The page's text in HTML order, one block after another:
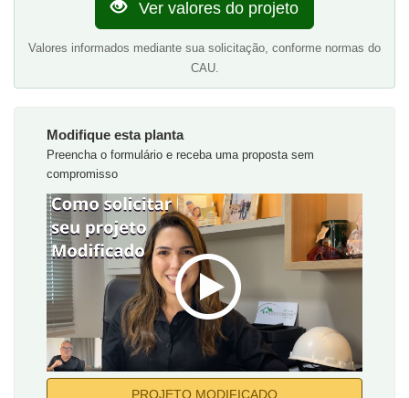
Ver valores do projeto
Valores informados mediante sua solicitação, conforme normas do
CAU.
Modifique esta planta
Preencha o formulário e receba uma proposta sem
compromisso
PROJETO MODIFICADO